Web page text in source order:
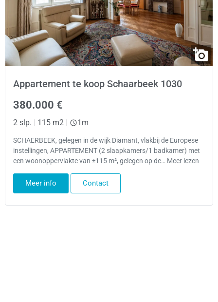
Appartement te koop Schaarbeek 1030
380.000 €
2 slp. | 115 m2 | 1m
SCHAERBEEK, gelegen in de wijk Diamant, vlakbij de Europese
instellingen, APPARTEMENT (2 slaapkamers/1 badkamer) met
een woonoppervlakte van ±115 m², gelegen op de… Meer lezen
Meer info Contact